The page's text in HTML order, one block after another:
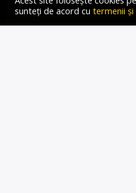
THE
sunteți de acord cu termenii și